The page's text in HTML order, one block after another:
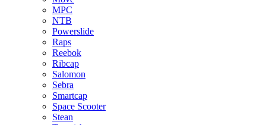
MPC
NTB
Powerslide
Raps
Reebok
Ribcap
Salomon
Sebra
Smartcap
Space Scooter
Stean